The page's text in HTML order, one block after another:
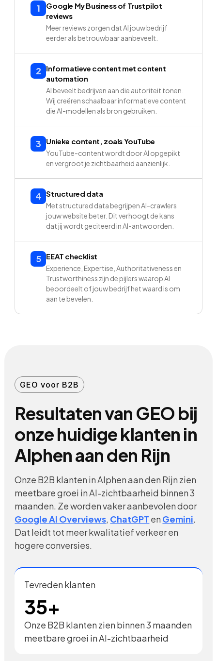
1
Google My Business of Trustpilot
reviews
Meer reviews zorgen dat AI jouw bedrijf
eerder als betrouwbaar aanbeveelt.
2
Informatieve content met content
automation
AI beveelt bedrijven aan die autoriteit tonen.
Wij creëren schaalbaar informatieve content
die AI-modellen als bron gebruiken.
3 Unieke content, zoals YouTube
YouTube-content wordt door AI opgepikt
en vergroot je zichtbaarheid aanzienlijk.
4 Structured data
Met structured data begrijpen AI-crawlers
jouw website beter. Dit verhoogt de kans
dat jij wordt geciteerd in AI-antwoorden.
5 EEAT checklist
Experience, Expertise, Authoritativeness en
Trustworthiness zijn de pijlers waarop AI
beoordeelt of jouw bedrijf het waard is om
aan te bevelen.
GEO voor B2B
Resultaten van GEO bij
onze huidige klanten in
Alphen aan den Rijn
Onze B2B klanten in Alphen aan den Rijn zien
meetbare groei in AI-zichtbaarheid binnen 3
maanden. Ze worden vaker aanbevolen door
Google AI Overviews, ChatGPT en Gemini.
Dat leidt tot meer kwalitatief verkeer en
hogere conversies.
Tevreden klanten
35+
Onze B2B klanten zien binnen 3 maanden
meetbare groei in AI-zichtbaarheid